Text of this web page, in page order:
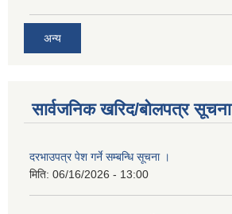
अन्य
सार्वजनिक खरिद/बोलपत्र सूचना
दरभाउपत्र पेश गर्ने सम्बन्धि सूचना ।
मिति: 06/16/2026 - 13:00